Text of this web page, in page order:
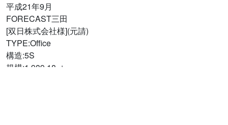
平成21年9月
FORECAST三田
[双日株式会社様](元請)
TYPE:Office
構造:5S
規模:1,989.18㎡